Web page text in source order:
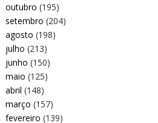
outubro (195)
setembro (204)
agosto (198)
julho (213)
junho (150)
maio (125)
abril (148)
março (157)
fevereiro (139)